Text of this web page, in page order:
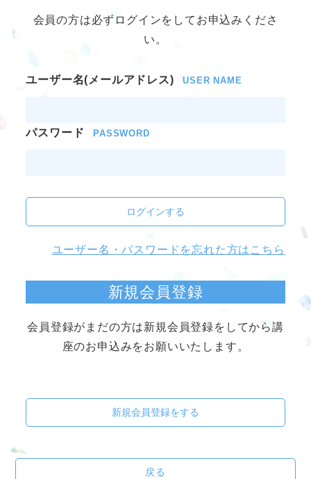
会員の方は必ずログインをしてお申込みくださ
い。
ユーザー名(メールアドレス) USER NAME
パスワード PASSWORD
ログインする
ユーザー名・パスワードを忘れた方はこちら
新規会員登録
会員登録がまだの方は新規会員登録をしてから講
座のお申込みをお願いいたします。
新規会員登録をする
戻る